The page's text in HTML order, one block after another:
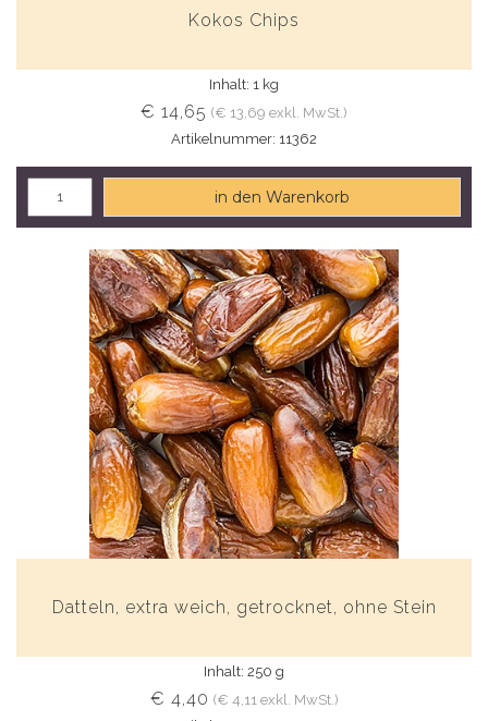
Kokos Chips
Inhalt: 1 kg
€ 14,65 (€ 13,69 exkl. MwSt.)
Artikelnummer: 11362
in den Warenkorb
Datteln, extra weich, getrocknet, ohne Stein
Inhalt: 250 g
€ 4,40 (€ 4,11 exkl. MwSt.)